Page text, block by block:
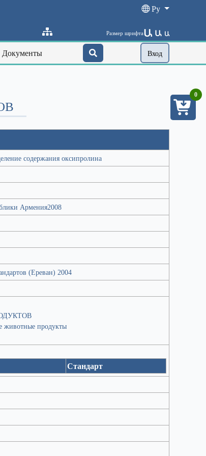
Ру
Размер шрифтаԱ Ա Ա
Документы Вход
содержания оксипролина
Армения2008
(Ереван) 2004
животные продукты
Стандарт
0